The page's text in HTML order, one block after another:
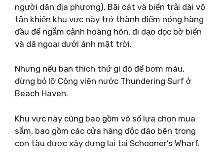
người dân địa phương). Bãi cát và biển trải dài vô
tận khiến khu vực này trở thành điểm nóng hàng
đầu để ngắm cảnh hoàng hôn, đi dạo dọc bờ biển
và dã ngoại dưới ánh mặt trời.
Nhưng nếu bạn thích thứ gì đó để bơm máu,
đừng bỏ lỡ Công viên nước Thundering Surf ở
Beach Haven.
Khu vực này cũng bao gồm vô số lựa chọn mua
sắm, bao gồm các cửa hàng độc đáo bên trong
con tàu được xây dựng lại tại Schooner’s Wharf.